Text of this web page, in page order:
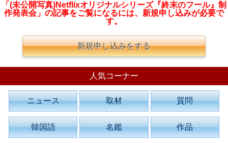
「(未公開写真)Netflixオリジナルシリーズ『終末のフール』制
作発表会」の記事をご覧になるには、新規申し込みが必要で
す。
新規申し込みをする
人気コーナー
ニュース 取材 質問
韓国語 名鑑 作品